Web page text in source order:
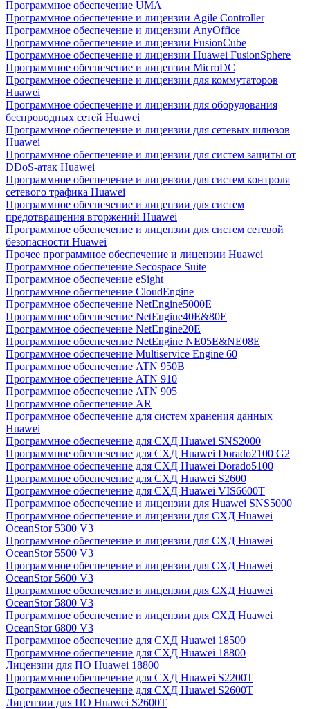
Программное обеспечение UMA
Программное обеспечение и лицензии Agile Controller
Программное обеспечение и лицензии AnyOffice
Программное обеспечение и лицензии FusionCube
Программное обеспечение и лицензии Huawei FusionSphere
Программное обеспечение и лицензии MicroDC
Программное обеспечение и лицензии для коммутаторов
Huawei
Программное обеспечение и лицензии для оборудования
беспроводных сетей Huawei
Программное обеспечение и лицензии для сетевых шлюзов
Huawei
Программное обеспечение и лицензии для систем защиты от
DDoS-атак Huawei
Программное обеспечение и лицензии для систем контроля
сетевого трафика Huawei
Программное обеспечение и лицензии для систем
предотвращения вторжений Huawei
Программное обеспечение и лицензии для систем сетевой
безопасности Huawei
Прочее программное обеспечение и лицензии Huawei
Программное обеспечение Secospace Suite
Программное обеспечение eSight
Программное обеспечение CloudEngine
Программное обеспечение NetEngine5000E
Программное обеспечение NetEngine40E&80E
Программное обеспечение NetEngine20E
Программное обеспечение NetEngine NE05E&NE08E
Программное обеспечение Multiservice Engine 60
Программное обеспечение ATN 950B
Программное обеспечение ATN 910
Программное обеспечение ATN 905
Программное обеспечение AR
Программное обеспечение для систем хранения данных
Huawei
Программное обеспечение для СХД Huawei SNS2000
Программное обеспечение для СХД Huawei Dorado2100 G2
Программное обеспечение для СХД Huawei Dorado5100
Программное обеспечение для СХД Huawei S2600
Программное обеспечение для СХД Huawei VIS6600T
Программное обеспечение и лицензии для Huawei SNS5000
Программное обеспечение и лицензии для СХД Huawei
OceanStor 5300 V3
Программное обеспечение и лицензии для СХД Huawei
OceanStor 5500 V3
Программное обеспечение и лицензии для СХД Huawei
OceanStor 5600 V3
Программное обеспечение и лицензии для СХД Huawei
OceanStor 5800 V3
Программное обеспечение и лицензии для СХД Huawei
OceanStor 6800 V3
Программное обеспечение для СХД Huawei 18500
Программное обеспечение для СХД Huawei 18800
Лицензии для ПО Huawei 18800
Программное обеспечение для СХД Huawei S2200T
Программное обеспечение для СХД Huawei S2600T
Лицензии для ПО Huawei S2600T